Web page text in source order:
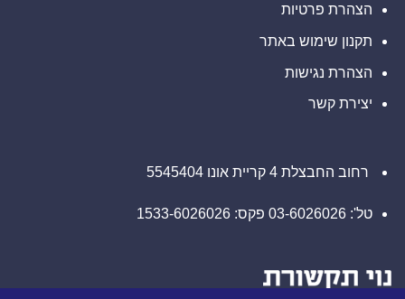
הצהרת פרטיות
תקנון שימוש באתר
הצהרת נגישות
יצירת קשר
רחוב החבצלת 4 קריית אונו 5545404
טל': 03-6026026 פקס: 1533-6026026